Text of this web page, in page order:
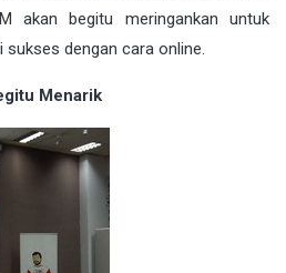
akan begitu meringankan untuk
dengan cara online.
Menarik